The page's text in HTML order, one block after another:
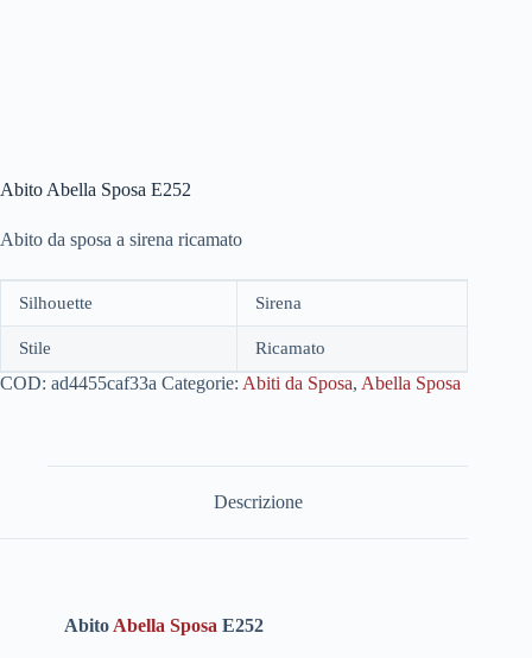
Abito Abella Sposa E252
Abito da sposa a sirena ricamato
Silhouette Sirena
Stile Ricamato
COD: ad4455caf33a Categorie: Abiti da Sposa, Abella Sposa
Descrizione
Abito Abella Sposa E252